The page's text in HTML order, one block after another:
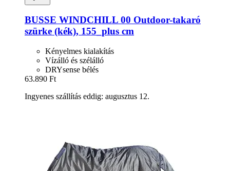
BUSSE WINDCHILL 00 Outdoor-​takaró
szürke (kék), 155_plus cm
Kényelmes kialakítás
Vízálló és szélálló
DRYsense bélés
63.890 Ft
Ingyenes szállítás eddig: augusztus 12.